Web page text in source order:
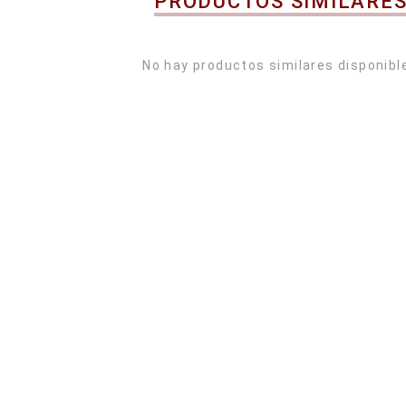
No hay productos similares